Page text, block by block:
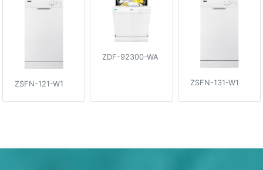
ZSFN-121-W1
ZDF-92300-WA
ZSFN-131-W1